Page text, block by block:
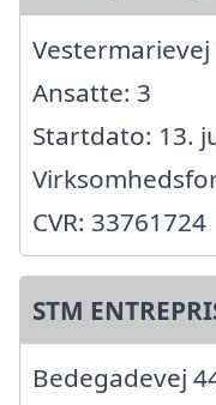
Vestermarievej
Ansatte: 3
Startdato: 13.
CVR: 33761724
STM
Bedegadevej